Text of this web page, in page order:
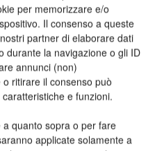
per memorizzare e/o
Il consenso a queste
partner di elaborare dati
durante la navigazione o gli ID
annunci (non)
ritirare il consenso può
e funzioni.
quanto sopra o per fare
applicate solamente a
modelli di stampanti di
diverse e con funzioni di